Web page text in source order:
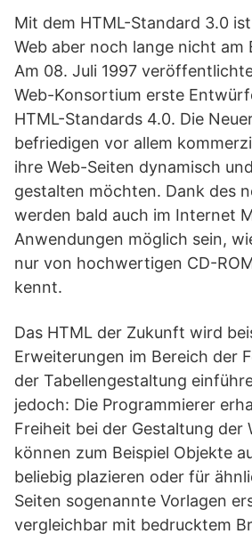
Mit dem HTML-Standard 3.0
Web aber noch lange nicht am
Am 08. Juli 1997
Web-Konsortium erste
HTML-Standards 4.0. Die
befriedigen vor allem
ihre Web-Seiten dynamisch
gestalten möchten. Dank des
werden bald auch im Internet
Anwendungen möglich sein,
nur von hochwertigen CD-
kennt.
Das HTML der Zukunft wird
Erweiterungen im Bereich der
der Tabellengestaltung
jedoch: Die Programmierer
Freiheit bei der Gestaltung der
können zum Beispiel Objekte
beliebig plazieren oder für
Seiten sogenannte Vorlagen
vergleichbar mit bedrucktem